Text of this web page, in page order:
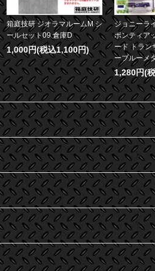
箱庭技研 ジオラマルームM シ
ールセット09 倉庫D
1,000円(税込1,100円)
ジョニーラ
ポンティア
ード トラン
ーブルーメ
1,280円(